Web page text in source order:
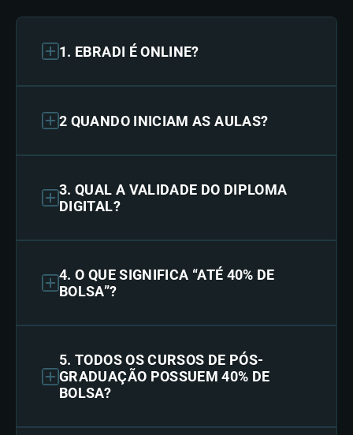
1. EBRADI É ONLINE?
2 QUANDO INICIAM AS AULAS?
3. QUAL A VALIDADE DO DIPLOMA
DIGITAL?
4. O QUE SIGNIFICA “ATÉ 40% DE
BOLSA”?
5. TODOS OS CURSOS DE PÓS-
GRADUAÇÃO POSSUEM 40% DE
BOLSA?